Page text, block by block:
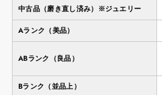
中古品（磨き直し済み）※ジュエリー
Aランク（美品）
ABランク（良品）
Bランク（並品上）